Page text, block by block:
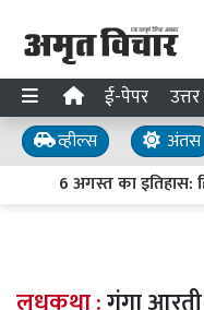
ई-पेपर
व्हील्स अंतस
6 अगस्त का इतिहास: